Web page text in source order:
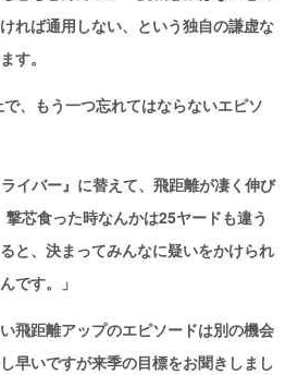
れば通用しない、という独自の謙虚な
す。
、もう一つ忘れてはならないエピソ
ライバー』に替えて、飛距離が凄く伸び
芯食った時なんかは25ヤードも違う
と、決まってみんなに疑いをかけられ
です。」
飛距離アップのエピソードは別の機会
早いですが来季の目標をお聞きしまし